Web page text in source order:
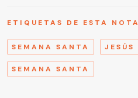
ETIQUETAS DE ESTA NOTA
SEMANA SANTA JESÚS
SEMANA SANTA